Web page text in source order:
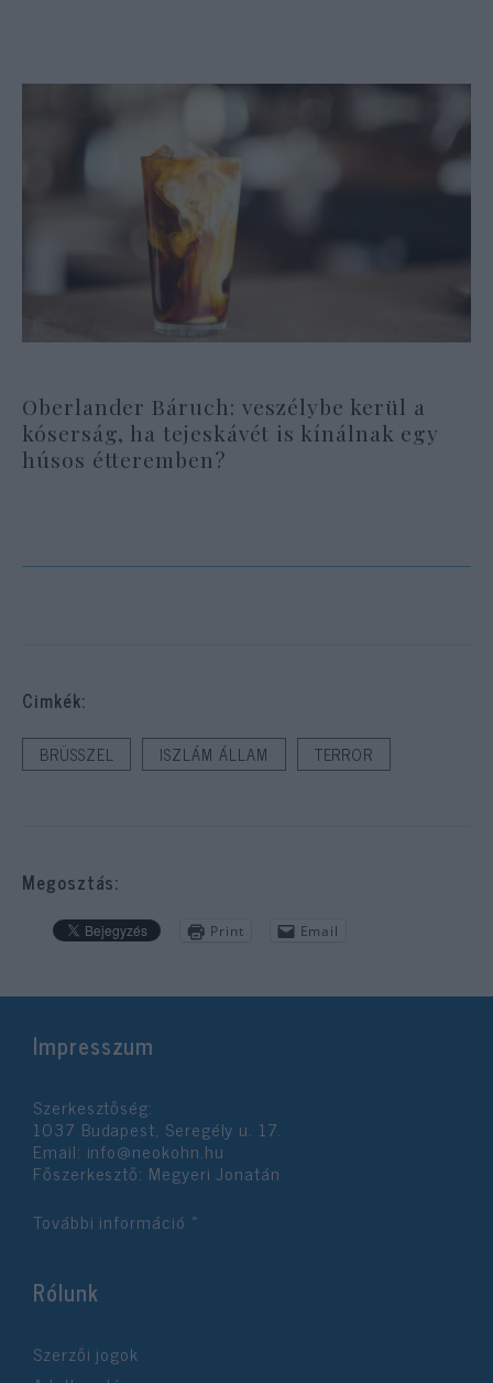
Oberlander Báruch: veszélybe kerül a
kóserság, ha tejeskávét is kínálnak egy
húsos étteremben?
Cimkék:
BRÜSSZEL ISZLÁM ÁLLAM TERROR
Megosztás:
Print Email
Impresszum
Szerkesztőség:
1037 Budapest, Seregély u. 17.
Email: info@neokohn.hu
Főszerkesztő: Megyeri Jonatán
További információ »
Rólunk
Szerzői jogok